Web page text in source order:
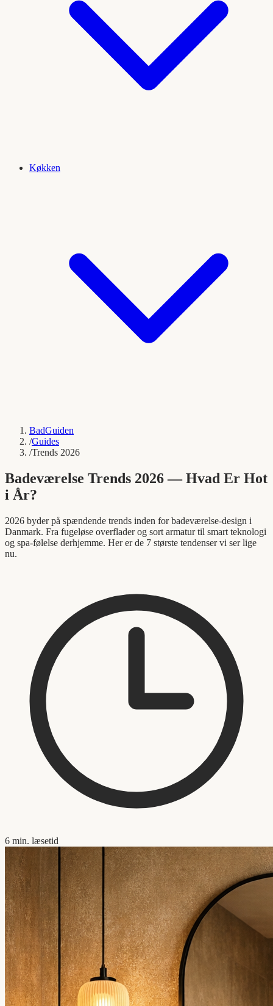
Køkken
BadGuiden
/Guides
/Trends 2026
Badeværelse Trends 2026 — Hvad Er Hot
i År?
2026 byder på spændende trends inden for badeværelse-design i
Danmark. Fra fugeløse overflader og sort armatur til smart teknologi
og spa-følelse derhjemme. Her er de 7 største tendenser vi ser lige
nu.
6 min. læsetid